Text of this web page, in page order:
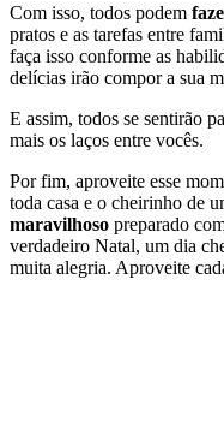
Com isso, todos podem
pratos e as tarefas entre
faça isso conforme as
delícias irão compor a sua
E assim, todos se sentirão
mais os laços entre vocês.
Por fim, aproveite esse
toda casa e o cheirinho de
maravilhoso preparado
verdadeiro Natal, um dia
muita alegria. Aproveite